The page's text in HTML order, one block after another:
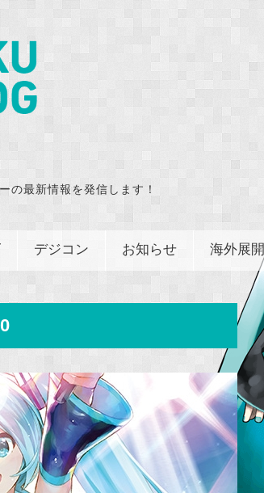
の最新情報を発信します！
デジコン お知らせ 海外展開